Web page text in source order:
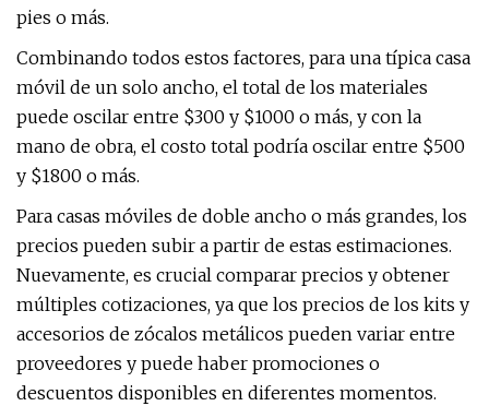
pies o más.
Combinando todos estos factores, para una típica casa
móvil de un solo ancho, el total de los materiales
puede oscilar entre $300 y $1000 o más, y con la
mano de obra, el costo total podría oscilar entre $500
y $1800 o más.
Para casas móviles de doble ancho o más grandes, los
precios pueden subir a partir de estas estimaciones.
Nuevamente, es crucial comparar precios y obtener
múltiples cotizaciones, ya que los precios de los kits y
accesorios de zócalos metálicos pueden variar entre
proveedores y puede haber promociones o
descuentos disponibles en diferentes momentos.